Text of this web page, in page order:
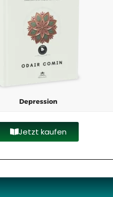
Depression
Jetzt kaufen